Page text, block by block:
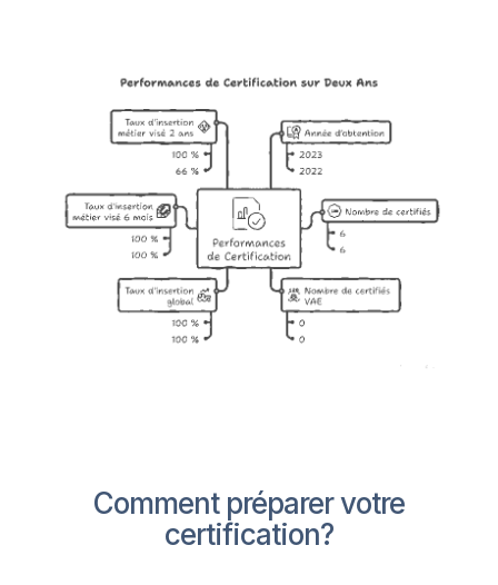
Comment préparer votre
certification?